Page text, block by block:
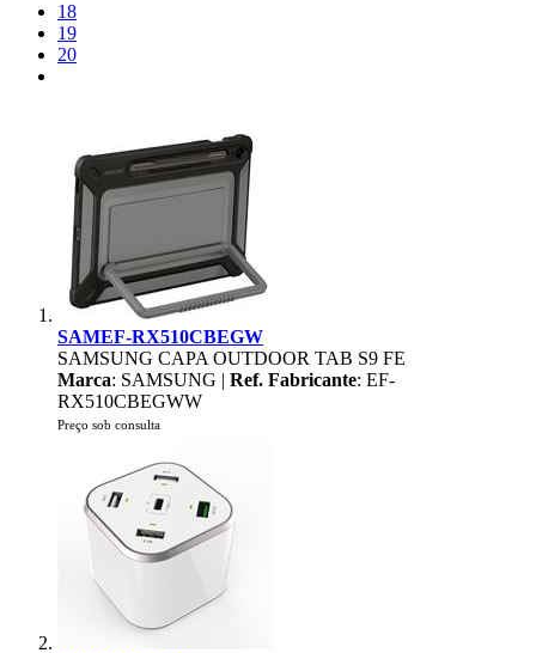
18
19
20
SAMEF-RX510CBEGW
SAMSUNG CAPA OUTDOOR TAB S9 FE
Marca: SAMSUNG | Ref. Fabricante: EF-
RX510CBEGWW
Preço sob consulta